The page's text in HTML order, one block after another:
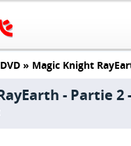
» Magic Knight
- Partie 2